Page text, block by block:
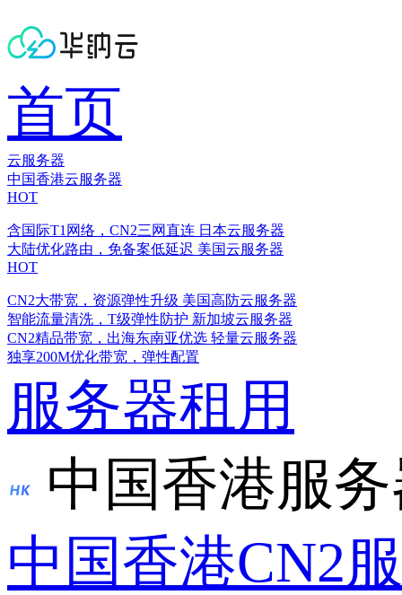
首页
云服务器
中国香港云服务器
HOT
含国际T1网络，CN2三网直连 日本云服务器
大陆优化路由，免备案低延迟 美国云服务器
HOT
CN2大带宽，资源弹性升级 美国高防云服务器
智能流量清洗，T级弹性防护 新加坡云服务器
CN2精品带宽，出海东南亚优选 轻量云服务器
独享200M优化带宽，弹性配置
服务器租用
中国香港服
中国香港CN2